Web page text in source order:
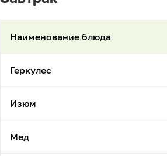
Наименование блюда
Геркулес
Изюм
Мед